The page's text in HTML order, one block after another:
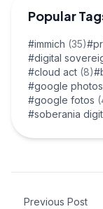
Popular
#immich (35)
#digital
#cloud act (8)
#google photos
#google fotos
#soberania
Previous Post